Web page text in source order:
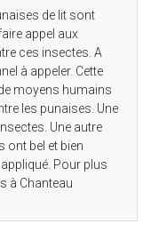
de lit sont
appel aux
ces insectes. A
à appeler. Cette
moyens humains
les punaises. Une
Une autre
ont bel et bien
Pour plus
à Chanteau